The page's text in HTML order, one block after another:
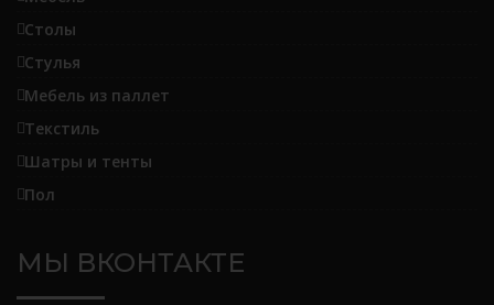
Столы
Стулья
Мебель из паллет
Текстиль
Шатры и тенты
Пол
МЫ ВКОНТАКТЕ